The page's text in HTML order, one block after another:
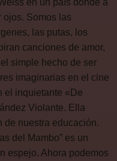
en un país donde a
ojos. Somos las
las putas, los
canciones de amor,
simple hecho de ser
imaginarias en el cine
el inquietante «De
Violante. Ella
de nuestra educación.
del Mambo” es un
espejo. Ahora podemos